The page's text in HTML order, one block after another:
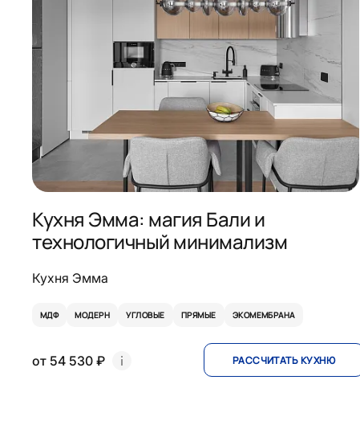
Кухня Эмма: магия Бали и
технологичный минимализм
Кухня Эмма
МДФ МОДЕРН УГЛОВЫЕ ПРЯМЫЕ ЭКОМЕМБРАНА
от 54 530 ₽ РАССЧИТАТЬ КУХНЮ